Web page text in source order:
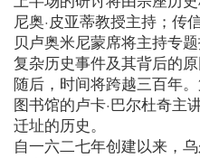
尼奥·皮亚蒂教授主持；传
贝卢奥米尼蒙席将主持专
复杂历史事件及其背后的原
随后，时间将跨越三百年
图书馆的卢卡·巴尔杜奇主
迁址的历史。
自一六二七年创建以来，